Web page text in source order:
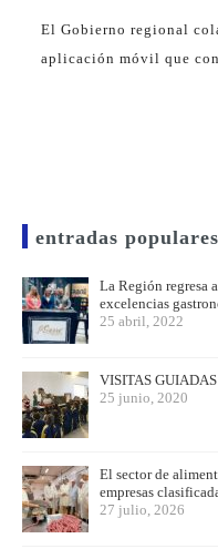
El Gobierno regional
aplicación móvil que
entradas populares
La Región regresa
excelencias
25 abril, 2022
VISITAS GUIADAS
25 junio, 2020
El sector de
empresas
27 julio, 2026